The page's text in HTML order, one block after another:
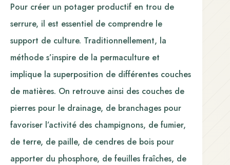
Pour créer un potager productif en trou de
serrure, il est essentiel de comprendre le
support de culture. Traditionnellement, la
méthode s’inspire de la permaculture et
implique la superposition de différentes couches
de matières. On retrouve ainsi des couches de
pierres pour le drainage, de branchages pour
favoriser l’activité des champignons, de fumier,
de terre, de paille, de cendres de bois pour
apporter du phosphore, de feuilles fraîches, de